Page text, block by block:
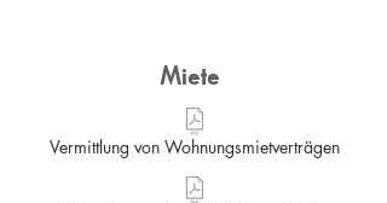
Miete
Vermittlung von Wohnungsmietverträgen